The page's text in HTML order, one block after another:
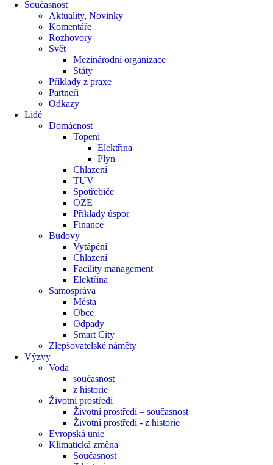
Současnost
Aktuality, Novinky
Komentáře
Rozhovory
Svět
Mezinárodní organizace
Státy
Příklady z praxe
Partneři
Odkazy
Lidé
Domácnost
Topení
Elektřina
Plyn
Chlazení
TUV
Spotřebiče
OZE
Příklady úspor
Finance
Budovy
Vytápění
Chlazení
Facility management
Elektřina
Samospráva
Města
Obce
Odpady
Smart City
Zlepšovatelské náměty
Výzvy
Voda
současnost
z historie
Životní prostředí
Životní prostředí – současnost
Životní prostředí ​- z historie
Evropská unie
Klimatická změna
Současnost